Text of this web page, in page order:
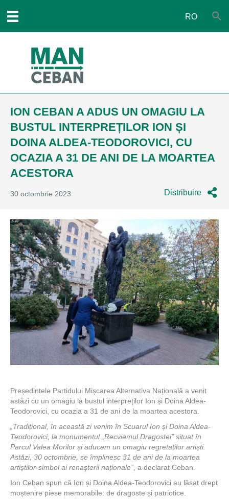
RO
ION CEBAN A ADUS UN OMAGIU LA
BUSTUL INTERPREȚILOR ION ȘI
DOINA ALDEA-TEODOROVICI, CU
OCAZIA A 31 DE ANI DE LA MOARTEA
ACESTORA
30 octombrie 2023 Distribuire
Președintele Partidului Mișcarea Alternativa Națională a venit
astăzi cu un omagiu la bustul interpreților Ion și Doina Aldea-
Teodorovici, cu ocazia a 31 de ani de la moartea acestora.
„Tradițional, în această zi venim în Scuarul Ion și Doina Aldea-
Teodorovici, la monumentul „Recviemul Dragostei” situat în
Parcul Valea Morilor și aducem un omagiu regretaților artiști.
Astăzi, 30 octombrie, se împlinesc 31 de ani de la moartea
artiștilor-simbol ai renaşterii naționale”, a declarat Ceban.
Ion Ceban spun că Ion și Doina Aldea-Teodorovici au lăsat drept
moștenire piese memorabile: de dragoste și patriotice.